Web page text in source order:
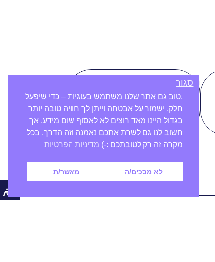
צבעוני
.טוב גם אתר שלנו משתמש בעוגיות – כדי שיפעל
חלק, ישמור על אבטחה וייתן לך חוויה טובה יותר
בגדול היינו מאד רוצים לא לאסוף שום מידע, אך
חשוב לנו גם לשרת אתכם נאמנה וזה הדרך. בכל
מקרה זה רק לטובתכם :-) מדיניות הפרטיות
לא מסכים/ה מאשר/ת
סגור